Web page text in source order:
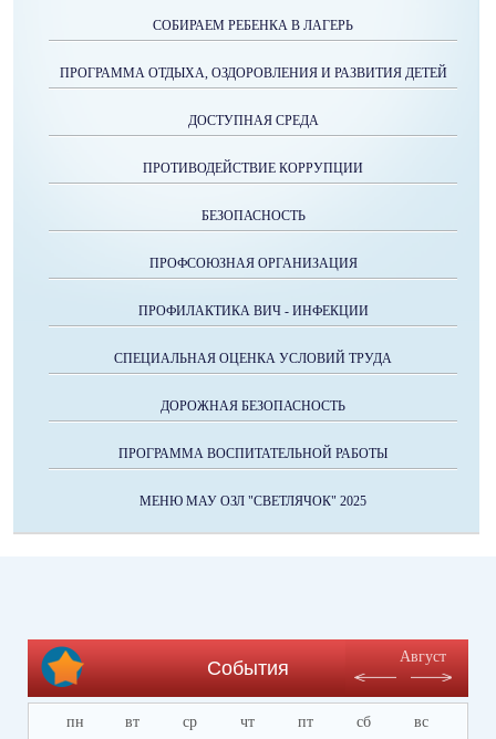
СОБИРАЕМ РЕБЕНКА В ЛАГЕРЬ
ПРОГРАММА ОТДЫХА, ОЗДОРОВЛЕНИЯ И РАЗВИТИЯ ДЕТЕЙ
ДОСТУПНАЯ СРЕДА
ПРОТИВОДЕЙСТВИЕ КОРРУПЦИИ
БЕЗОПАСНОСТЬ
ПРОФСОЮЗНАЯ ОРГАНИЗАЦИЯ
ПРОФИЛАКТИКА ВИЧ - ИНФЕКЦИИ
СПЕЦИАЛЬНАЯ ОЦЕНКА УСЛОВИЙ ТРУДА
ДОРОЖНАЯ БЕЗОПАСНОСТЬ
ПРОГРАММА ВОСПИТАТЕЛЬНОЙ РАБОТЫ
МЕНЮ МАУ ОЗЛ "СВЕТЛЯЧОК" 2025
События
Август
пн вт ср чт пт сб вс